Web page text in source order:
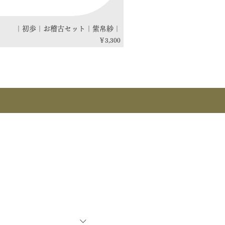
｜初歩｜お稽古セット｜紫帛紗｜
価格
￥3,300